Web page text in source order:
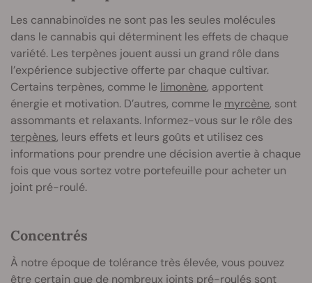
Les cannabinoïdes ne sont pas les seules molécules
dans le cannabis qui déterminent les effets de chaque
variété. Les terpènes jouent aussi un grand rôle dans
l’expérience subjective offerte par chaque cultivar.
Certains terpènes, comme le limonène, apportent
énergie et motivation. D’autres, comme le myrcène, sont
assommants et relaxants. Informez-vous sur le rôle des
terpènes, leurs effets et leurs goûts et utilisez ces
informations pour prendre une décision avertie à chaque
fois que vous sortez votre portefeuille pour acheter un
joint pré-roulé.
Concentrés
À notre époque de tolérance très élevée, vous pouvez
être certain que de nombreux joints pré-roulés sont